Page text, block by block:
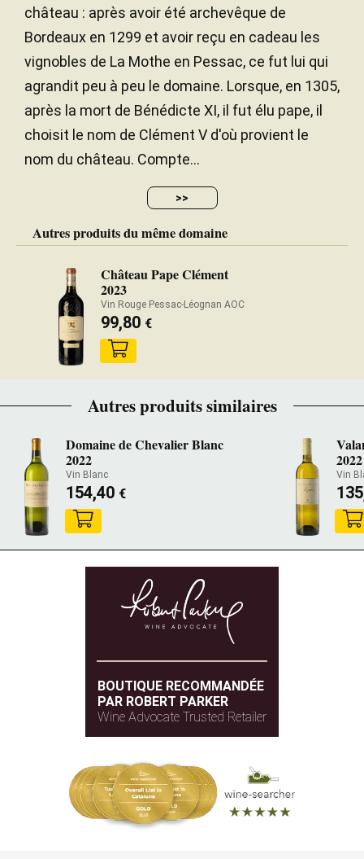
— Tom Parker (14/09/2021)
Millésime 2017 - 15.5 JANCIS ROBINSON
Traduire
Aromas of pineapple, peaches and apple pie with
nose. Full-bodied, layered and very flavorful.
mouth and at the finish. Serious length. Still needs
2022.
— James Suckling (10/01/2020)
JamesSuckling.com
Millésime 2017 - 96 SUCKLING
château : après avoir été archevêque de
Bordeaux en 1299 et avoir reçu en cadeau les
vignobles de La Mothe en Pessac, ce fut lui qui
agrandit peu à peu le domaine. Lorsque, en 1305,
après la mort de Bénédicte XI, il fut élu pape, il
choisit le nom de Clément V d'où provient le
nom du château. Compte...
>>
Autres produits du même domaine
Château Pape Clément
2023
Vin Rouge Pessac-Léognan AOC
99,80 €
Autres produits similaires
Domaine de Chevalier Blanc
2022
Vin Blanc
154,40 €
2022
Vin
BOUTIQUE RECOMMANDÉE
PAR ROBERT PARKER
Wine Advocate Trusted Retailer